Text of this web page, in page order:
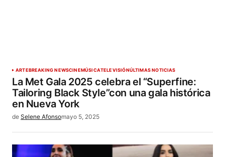
ARTEBREAKING NEWSCINEMÚSICATELEVISIÓNÚLTIMAS NOTICIAS
La Met Gala 2025 celebra el “Superfine:
Tailoring Black Style”con una gala histórica
en Nueva York
de Selene Afonsomayo 5, 2025